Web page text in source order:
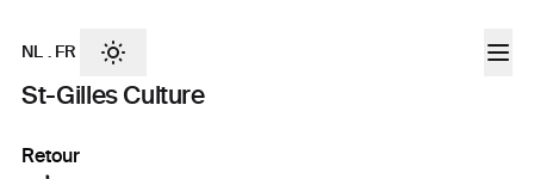
St-Gilles Culture
NL . FR
Retour